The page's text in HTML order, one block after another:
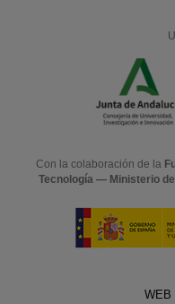
Con la colaboración de la
Tecnología — Ministerio
WEB